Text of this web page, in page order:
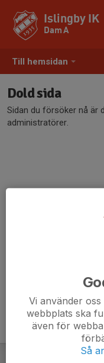
Till hemsidan
Islingby IK
Dam A
Dold sida
Sidan du försöker nå är
administratörer.
Vi använder
webbplats ska
även för
Så